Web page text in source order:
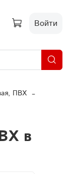
Войти
ПВХ
в